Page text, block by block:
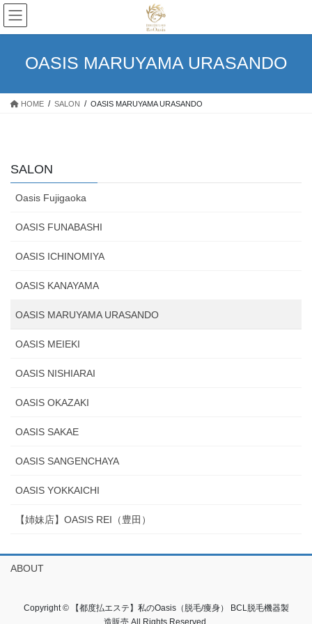
コ
ン
テ
ス
ナ
ビ
ゲ
ン
OASIS MARUYAMA URASANDO
HOME SALON OASIS MARUYAMA URASANDO
SALON
Oasis Fujigaoka
OASIS FUNABASHI
OASIS ICHINOMIYA
OASIS KANAYAMA
OASIS MARUYAMA URASANDO
OASIS MEIEKI
OASIS NISHIARAI
OASIS OKAZAKI
OASIS SAKAE
OASIS SANGENCHAYA
OASIS YOKKAICHI
【姉妹店】OASIS REI（豊田）
ABOUT
Copyright © 【都度払エステ】私のOasis（脱毛/痩身） BCL脱毛機器製
造販売 All Rights Reserved.